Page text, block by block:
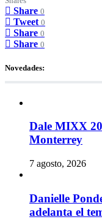
Share 0
Tweet 0
Share 0
Share 0
Novedades:
Dale MIXX
Monterrey
7 agosto, 2026
Danielle
adelanta el